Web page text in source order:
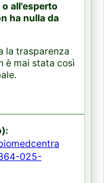
all'esperto
ha nulla da
la trasparenza
è mai stata così
025-